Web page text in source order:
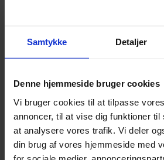
Samtykke Detaljer
Denne hjemmeside bruger cookies
Vi bruger cookies til at tilpasse
annoncer, til at vise dig funktioner til
at analysere vores trafik. Vi deler
din brug af vores hjemmeside med